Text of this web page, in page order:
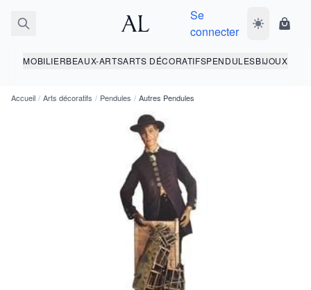
Se
connecter
Basculer le
MOBILIERBEAUX-ARTSARTS DÉCORATIFSPENDULESBIJOUX
Accueil / Arts décoratifs / Pendules / Autres Pendules